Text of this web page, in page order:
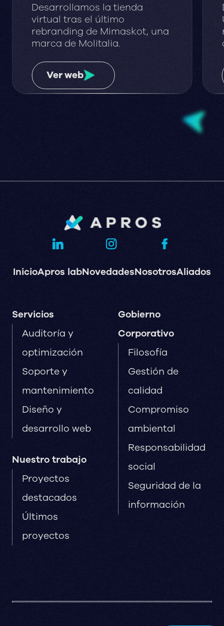
Desarrollamos la tienda
virtual tras el último
rebranding de Mimaskot, una
marca de Molitalia.
Ver web
InicioApros labNovedadesNosotrosAliados
Servicios
Auditoría y
optimización
Soporte y
mantenimiento
Diseño y
desarrollo web
Nuestro trabajo
Proyectos
destacados
Últimos
proyectos
Gobierno
Corporativo
Filosofía
Gestión de
calidad
Compromiso
ambiental
Responsabilidad
social
Seguridad de la
información